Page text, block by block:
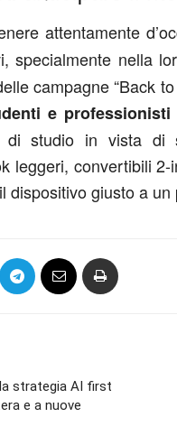
attentamente
specialmente nella
campagne “Back
e professionisti
studio in vista di
leggeri, convertibili
dispositivo giusto a
strategia AI first
e a nuove